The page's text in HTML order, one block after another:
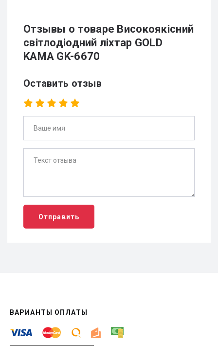
Отзывы о товаре Високоякісний
світлодіодний ліхтар GOLD
KAMA GK-6670
Оставить отзыв
Отправить
ВАРИАНТЫ ОПЛАТЫ